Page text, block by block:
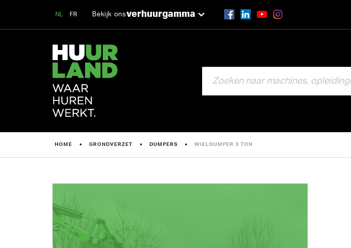
NL FR Bekijk onsverhuurgamma
HOME GRONDVERZET DUMPERS WIELDUMPER 3 TON